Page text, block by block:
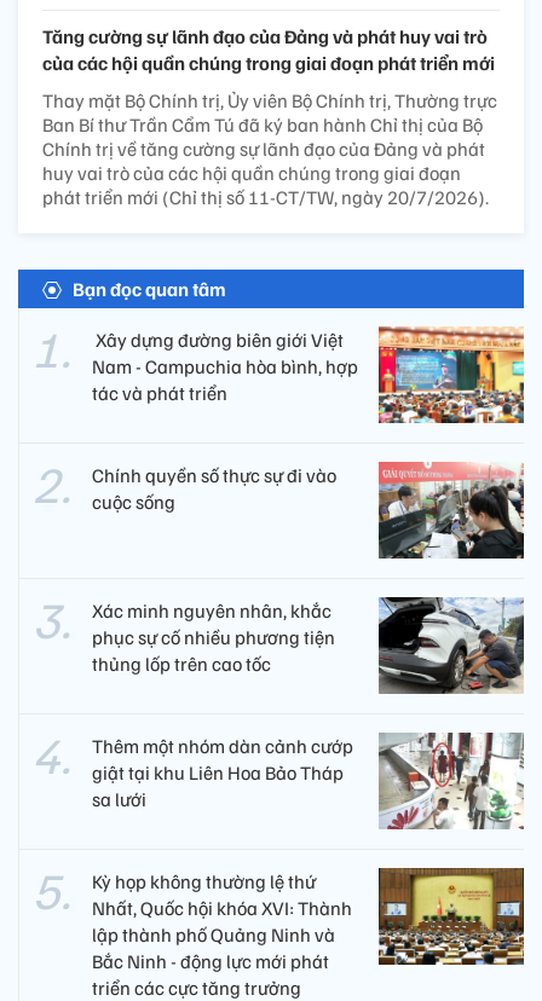
Tăng cường sự lãnh đạo của Đảng và phát huy vai trò
của các hội quần chúng trong giai đoạn phát triển mới
Thay mặt Bộ Chính trị, Ủy viên Bộ Chính trị, Thường trực
Ban Bí thư Trần Cẩm Tú đã ký ban hành Chỉ thị của Bộ
Chính trị về tăng cường sự lãnh đạo của Đảng và phát
huy vai trò của các hội quần chúng trong giai đoạn
phát triển mới (Chỉ thị số 11-CT/TW, ngày 20/7/2026).
Bạn đọc quan tâm
​ Xây dựng đường biên giới Việt
Nam - Campuchia hòa bình, hợp
tác và phát triển
Chính quyền số thực sự đi vào
cuộc sống
Xác minh nguyên nhân, khắc
phục sự cố nhiều phương tiện
thủng lốp trên cao tốc
Thêm một nhóm dàn cảnh cướp
giật tại khu Liên Hoa Bảo Tháp
sa lưới
Kỳ họp không thường lệ thứ
Nhất, Quốc hội khóa XVI: Thành
lập thành phố Quảng Ninh và
Bắc Ninh - động lực mới phát
triển các cực tăng trưởng